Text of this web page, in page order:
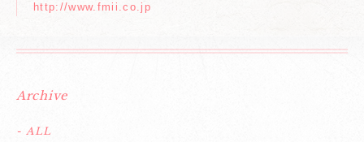
http://www.fmii.co.jp
Archive
- ALL